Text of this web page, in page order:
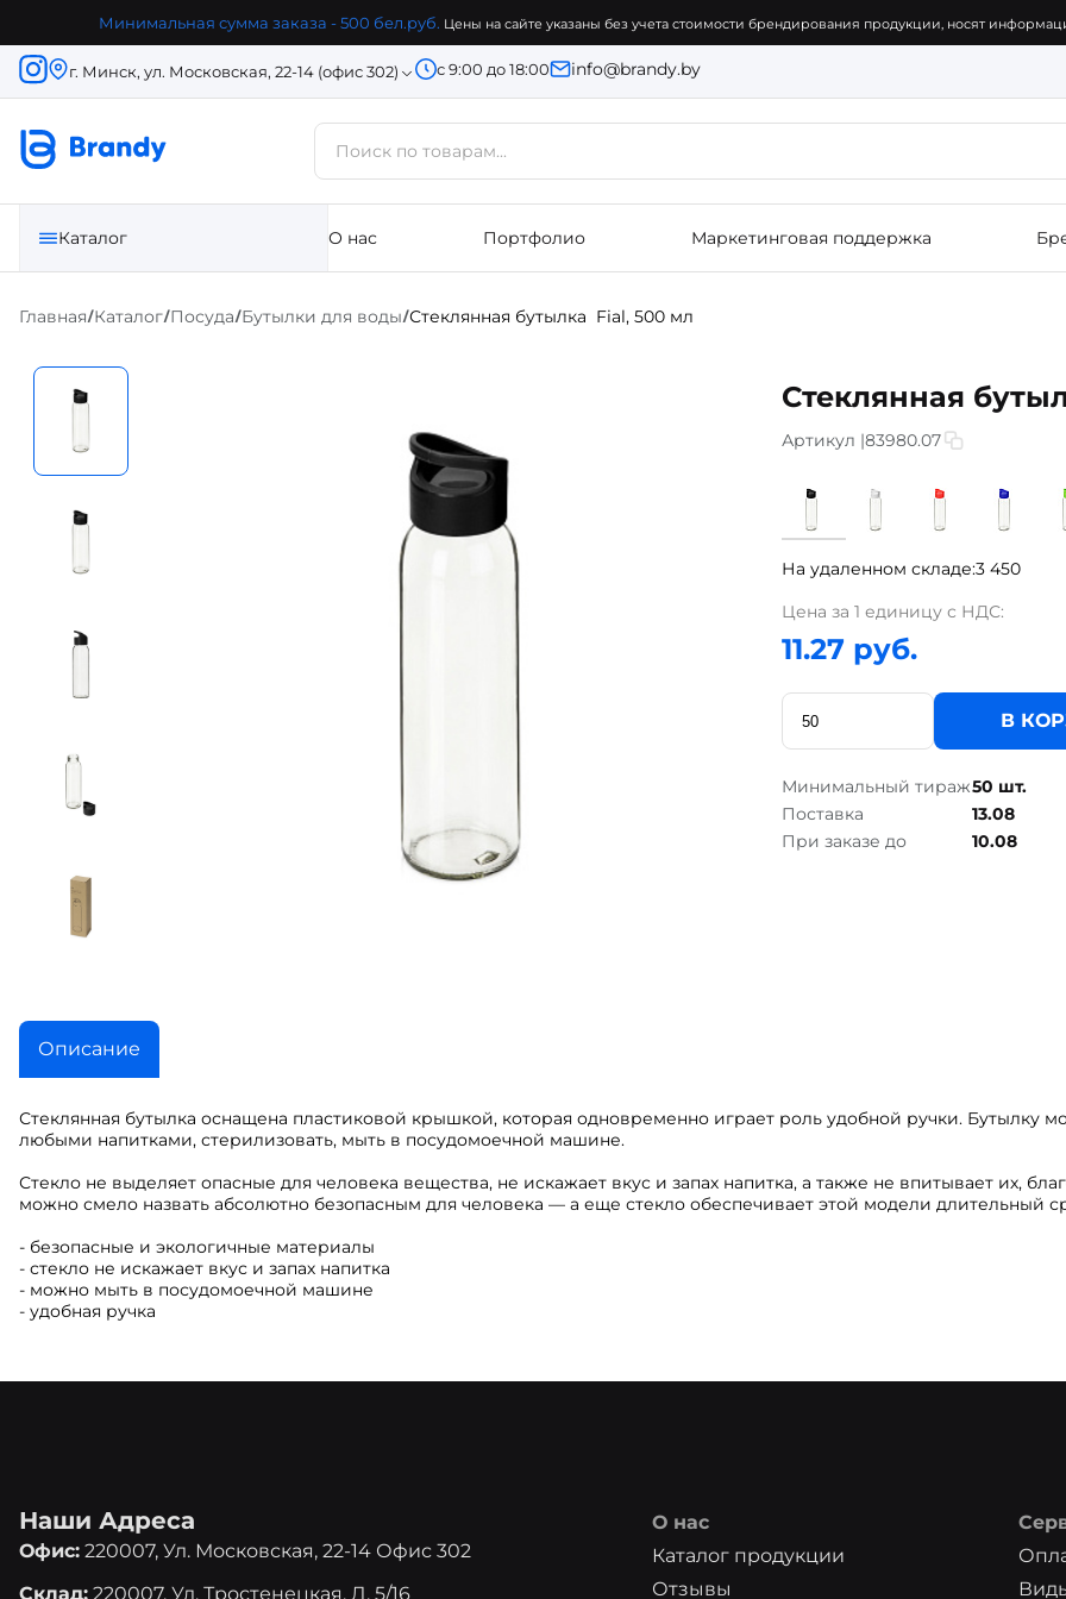
Минимальная сумма заказа - 500 бел.руб. Цены на сайте указаны без учета стоимости брендирования продукции, носят
г. Минск, ул. Московская, 22-14 (офис 302) с 9:00 до 18:00 info@brandy.by
Каталог О нас Портфолио Маркетинговая поддержка
Главная/Каталог/Посуда/Бутылки для воды/Стеклянная бутылка Fial, 500 мл
Стеклянная
Артикул |83980.07
На удаленном складе:3 450
Цена за 1 единицу с НДС:
11.27 руб.
В
Минимальный тираж50 шт.
Поставка
13.08
При заказе до
10.08
Описание
Стеклянная бутылка оснащена пластиковой крышкой, которая одновременно играет роль удобной ручки. Бутылку
любыми напитками, стерилизовать, мыть в посудомоечной машине.
Стекло не выделяет опасные для человека вещества, не искажает вкус и запах напитка, а также не впитывает их,
можно смело назвать абсолютно безопасным для человека — а еще стекло обеспечивает этой модели длительный
- безопасные и экологичные материалы
- стекло не искажает вкус и запах напитка
- можно мыть в посудомоечной машине
- удобная ручка
Наши Адреса
Офис: 220007, Ул. Московская, 22-14 Офис 302
Склад: 220007, Ул. Тростенецкая, Д. 5/16
О нас
Каталог продукции
Отзывы